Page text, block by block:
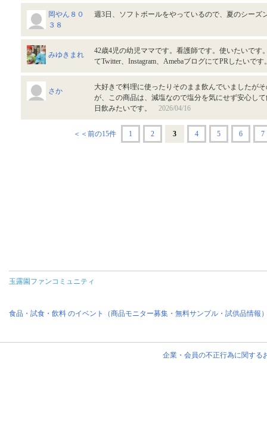
岡やん８０
３８
週3日、ソフトボールをやっているので、夏のシー
みゆきまれ
42歳4児の幼児ママです。看護師です。使いたいで
てTwitter、Instagram、AmebaブログにてPRしたいで
さか
大好きで料理に使ったりそのまま飲んでいましたが
が、この商品は、減塩なので塩分を気にせず安心し
日飲みたいです。 2026/04/16
＜＜前の15件 1 2 3 4 5 6 7
玉露園ファンコミュニティ
食品・試食・飲料 のイベント（商品モニター募集・無料サンプル・試供品情報
企業・会員の不正行為に関する